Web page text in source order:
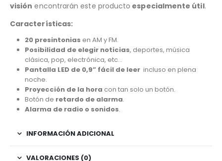
visión encontrarán este producto especialmente útil.
Características:
20 presintonias en AM y FM.
Posibilidad de elegir noticias, deportes, música
clásica, pop, electrónica, etc…
Pantalla LED de 0,9” fácil de leer incluso en plena
noche.
Proyección de la hora con tan solo un botón.
Botón de retardo de alarma.
Alarma de radio o sonidos.
INFORMACIÓN ADICIONAL
VALORACIONES (0)